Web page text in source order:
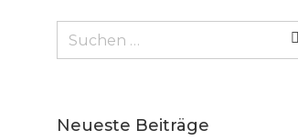
Suchen
Neueste Beiträge